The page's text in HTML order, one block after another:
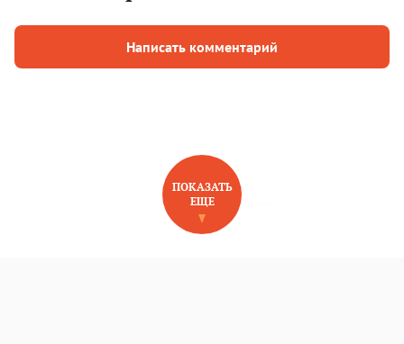
Написать комментарий
НОВОЕ НА САЙТЕ
ПОКАЗАТЬ
ЕЩЕ